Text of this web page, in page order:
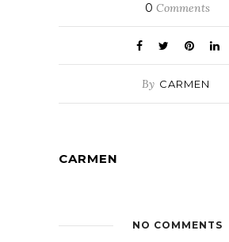
0 Comments
By CARMEN
CARMEN
NO COMMENTS